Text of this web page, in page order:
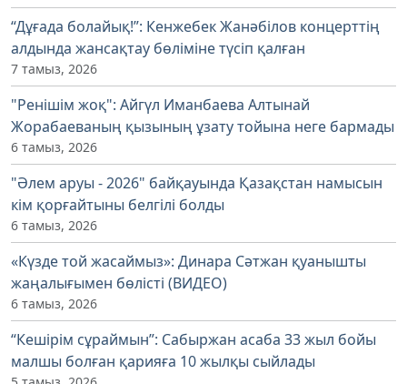
“Дұғада болайық!”: Кенжебек Жанәбілов концерттің
алдында жансақтау бөліміне түсіп қалған
7 тамыз, 2026
"Ренішім жоқ": Айгүл Иманбаева Алтынай
Жорабаеваның қызының ұзату тойына неге бармады
6 тамыз, 2026
"Әлем аруы - 2026" байқауында Қазақстан намысын
кім қорғайтыны белгілі болды
6 тамыз, 2026
«Күзде той жасаймыз»: Динара Сәтжан қуанышты
жаңалығымен бөлісті (ВИДЕО)
6 тамыз, 2026
“Кешірім сұраймын”: Сабыржан асаба 33 жыл бойы
малшы болған қарияға 10 жылқы сыйлады